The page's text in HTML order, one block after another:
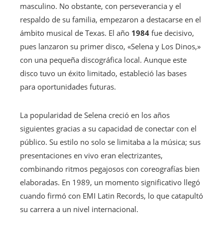
masculino. No obstante, con perseverancia y el
respaldo de su familia, empezaron a destacarse en el
ámbito musical de Texas. El año 1984 fue decisivo,
pues lanzaron su primer disco, «Selena y Los Dinos,»
con una pequeña discográfica local. Aunque este
disco tuvo un éxito limitado, estableció las bases
para oportunidades futuras.
La popularidad de Selena creció en los años
siguientes gracias a su capacidad de conectar con el
público. Su estilo no solo se limitaba a la música; sus
presentaciones en vivo eran electrizantes,
combinando ritmos pegajosos con coreografías bien
elaboradas. En 1989, un momento significativo llegó
cuando firmó con EMI Latin Records, lo que catapultó
su carrera a un nivel internacional.